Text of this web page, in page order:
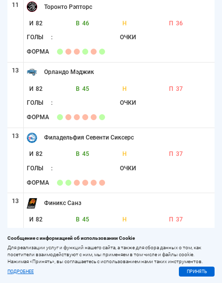
11 Торонто Рэпторс
И 82 В 46 Н П 36
ГОЛЫ : ОЧКИ
ФОРМА
13 Орландо Мэджик
И 82 В 45 Н П 37
ГОЛЫ : ОЧКИ
ФОРМА
13 Филадельфия Севенти Сиксерс
И 82 В 45 Н П 37
ГОЛЫ : ОЧКИ
ФОРМА
13 Финикс Санз
И 82 В 45 Н П 37
ФОРМА
Сообщение с информацией об использовании Cookie
Для реализации услуг и функций нашего сайта, а также для сбора данных о том, как
посетители взаимодействуют с ним, мы применяем в том числе и файлы cookie.
Нажимая «Принять», вы соглашаетесь с использованием нами таких инструментов.
ПОДРОБНЕЕ ПРИНЯТЬ